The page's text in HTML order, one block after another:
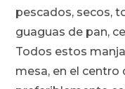
pescados, secos,
guaguas de pan,
Todos estos
mesa, en el centro